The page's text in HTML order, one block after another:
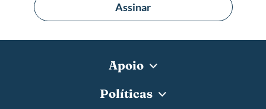
Assinar
Apoio
Políticas